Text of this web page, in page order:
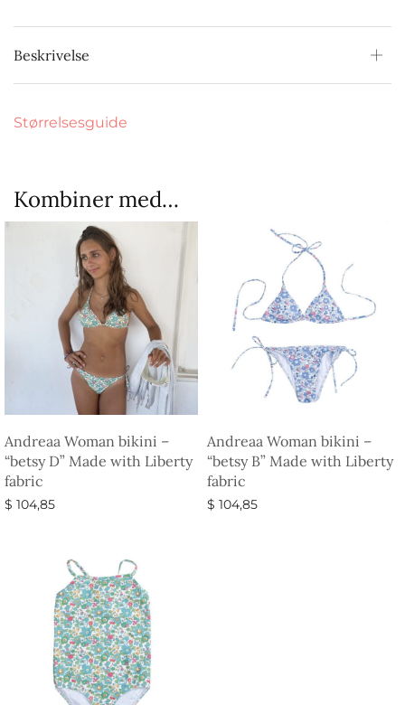
Beskrivelse
Størrelsesguide
Kombiner med…
Andreaa Woman bikini –
“betsy D” Made with Liberty
fabric
$ 104,85
Andreaa Woman bikini –
“betsy B” Made with Liberty
fabric
$ 104,85